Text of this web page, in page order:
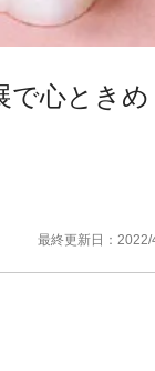
心ときめ
最終更新日： 2022/